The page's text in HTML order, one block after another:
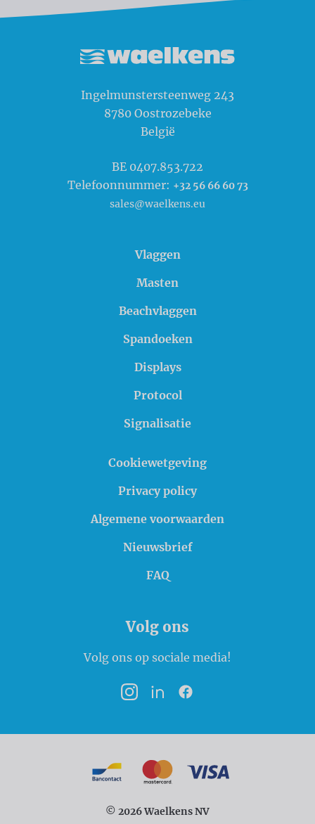
Ingelmunstersteenweg 243
8780 Oostrozebeke
België
BE 0407.853.722
Telefoonnummer: +32 56 66 60 73
sales@waelkens.eu
Vlaggen
Masten
Beachvlaggen
Spandoeken
Displays
Protocol
Signalisatie
Cookiewetgeving
Privacy policy
Algemene voorwaarden
Nieuwsbrief
FAQ
Volg ons
Volg ons op sociale media!
InstagramLinkedInFacebook
© 2026 Waelkens NV
Betaalmogelijkheden
BancontactMasterCard
VISA